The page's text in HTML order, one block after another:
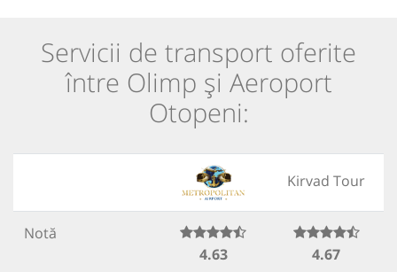
Servicii de transport oferite
între Olimp și Aeroport
Otopeni:
Kirvad Tour
Notă
4.63
4.67